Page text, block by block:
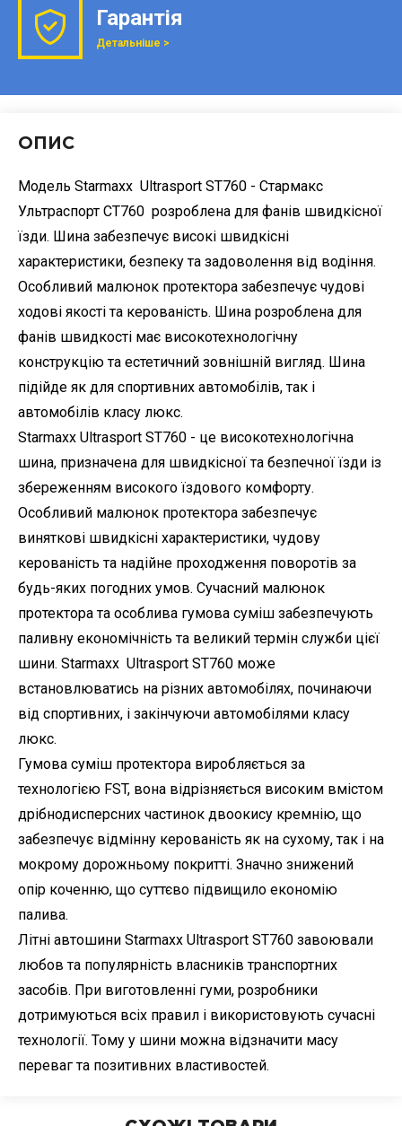
Гарантія
Детальніше >
ОПИС
Модель Starmaxx Ultrasport ST760 - Стармакс
Ультраспорт СТ760 розроблена для фанів швидкісної
їзди. Шина забезпечує високі швидкісні
характеристики, безпеку та задоволення від водіння.
Особливий малюнок протектора забезпечує чудові
ходові якості та керованість. Шина розроблена для
фанів швидкості має високотехнологічну
конструкцію та естетичний зовнішній вигляд. Шина
підійде як для спортивних автомобілів, так і
автомобілів класу люкс.
Starmaxx Ultrasport ST760 - це високотехнологічна
шина, призначена для швидкісної та безпечної їзди із
збереженням високого їздового комфорту.
Особливий малюнок протектора забезпечує
виняткові швидкісні характеристики, чудову
керованість та надійне проходження поворотів за
будь-яких погодних умов. Сучасний малюнок
протектора та особлива гумова суміш забезпечують
паливну економічність та великий термін служби цієї
шини. Starmaxx Ultrasport ST760 може
встановлюватись на різних автомобілях, починаючи
від спортивних, і закінчуючи автомобілями класу
люкс.
Гумова суміш протектора виробляється за
технологією FST, вона відрізняється високим вмістом
дрібнодисперсних частинок двоокису кремнію, що
забезпечує відмінну керованість як на сухому, так і на
мокрому дорожньому покритті. Значно знижений
опір коченню, що суттєво підвищило економію
палива.
Літні автошини Starmaxx Ultrasport ST760 завоювали
любов та популярність власників транспортних
засобів. При виготовленні гуми, розробники
дотримуються всіх правил і використовують сучасні
технології. Тому у шини можна відзначити масу
переваг та позитивних властивостей.